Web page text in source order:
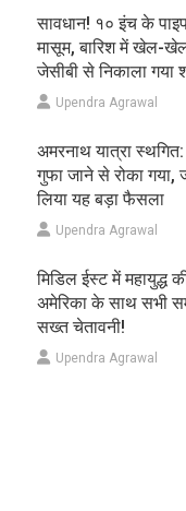
सावधान! १० इंच के
मासूम, बारिश में खेल-
जेसीबी से निकाला गया
Upendra Agrawal
अमरनाथ यात्रा
गुफा जाने से रोका गया,
लिया यह बड़ा फैसला
Upendra Agrawal
मिडिल ईस्ट में महायुद्ध
अमेरिका के साथ सभी
सख्त चेतावनी!
Upendra Agrawal